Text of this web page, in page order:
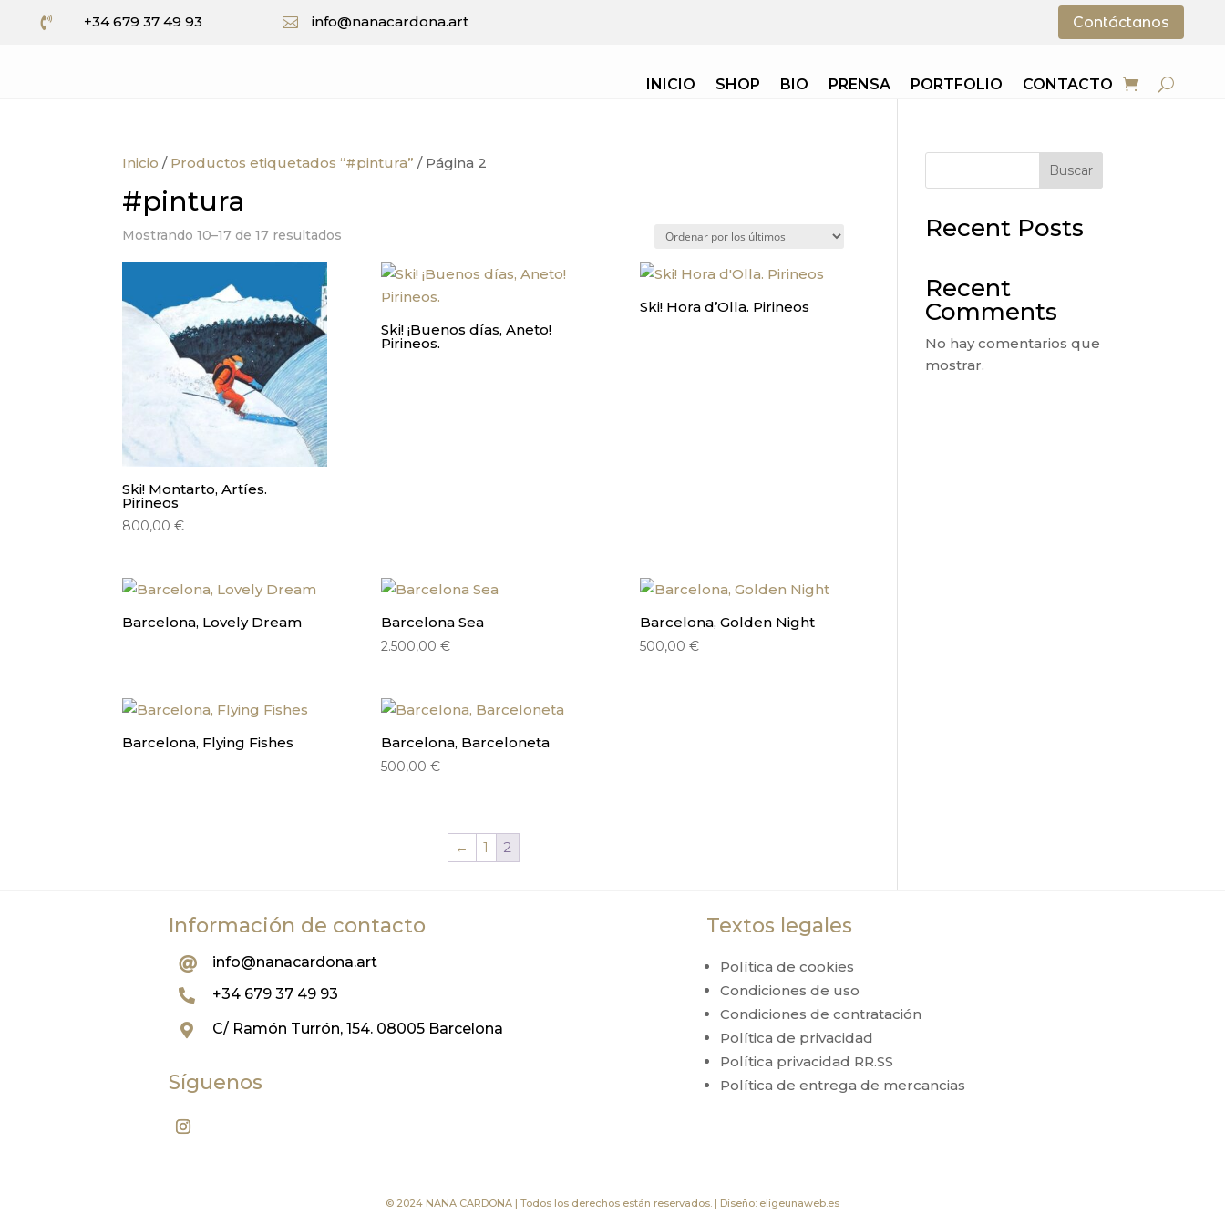
 +34 679 37 49 93  info@nanacardona.art Contáctanos
INICIO SHOP BIO PRENSA PORTFOLIO CONTACTO
Inicio / Productos etiquetados “#pintura” / Página 2
#pintura
Mostrando 10–17 de 17 resultados
últimos
Ski! Montarto, Artíes.
Pirineos
800,00€
Ski! ¡Buenos días, Aneto!
Pirineos.
Ski! Hora d’Olla. Pirineos
Barcelona, Lovely Dream Barcelona Sea
2.500,00 €
Barcelona, Golden Night
500,00 €
Barcelona, Flying Fishes Barcelona, Barceloneta
500,00 €
← 1 2
Buscar
Recent Posts
Recent
Comments
No hay comentarios que
mostrar.
Información de contacto
 info@nanacardona.art
 +34 679 37 49 93
 C/ Ramón Turrón, 154. 08005 Barcelona
Síguenos
Textos legales
Política de cookies
Condiciones de uso
Condiciones de contratación
Política de privacidad
Política privacidad RR.SS
Política de entrega de mercancias
© 2024 NANA CARDONA | Todos los derechos están reservados. | Diseño: eligeunaweb.es